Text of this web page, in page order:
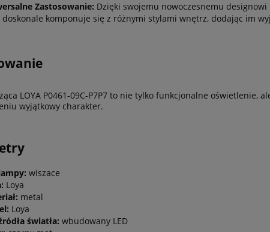
Zastosowanie: Dzięki swojemu nowoczesnemu
doskonale komponuje się z różnymi stylami wnętrz, dodając im
LOYA P0461-09C-P7P7 to nie tylko funkcjonalne oświetlenie,
wyjątkowy charakter.
wiszace
Loya
metal
Loya
światła: wbudowany LED